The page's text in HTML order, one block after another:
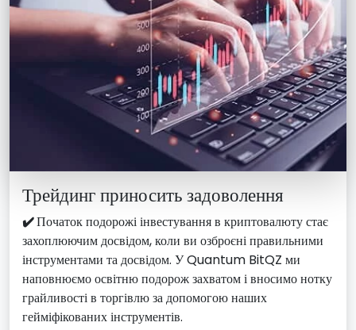
Трейдинг приносить задоволення
✔️Початок подорожі інвестування в криптовалюту стає
захоплюючим досвідом, коли ви озброєні правильними
інструментами та досвідом. У Quantum BitQZ ми
наповнюємо освітню подорож захватом і вносимо нотку
грайливості в торгівлю за допомогою наших
гейміфікованих інструментів.